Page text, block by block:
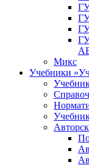
Микс
Учебники »